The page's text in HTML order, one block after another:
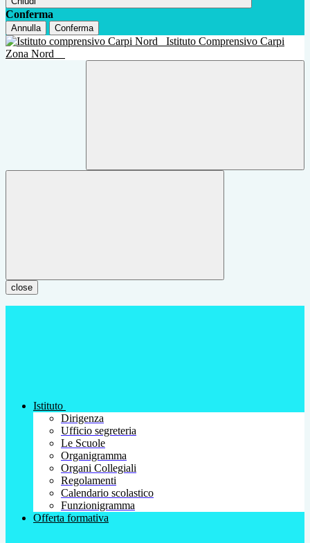
Conferma
Annulla Conferma
Istituto Comprensivo Carpi
Zona Nord
close
Istituto
Dirigenza
Ufficio segreteria
Le Scuole
Organigramma
Organi Collegiali
Regolamenti
Calendario scolastico
Funzionigramma
Offerta formativa